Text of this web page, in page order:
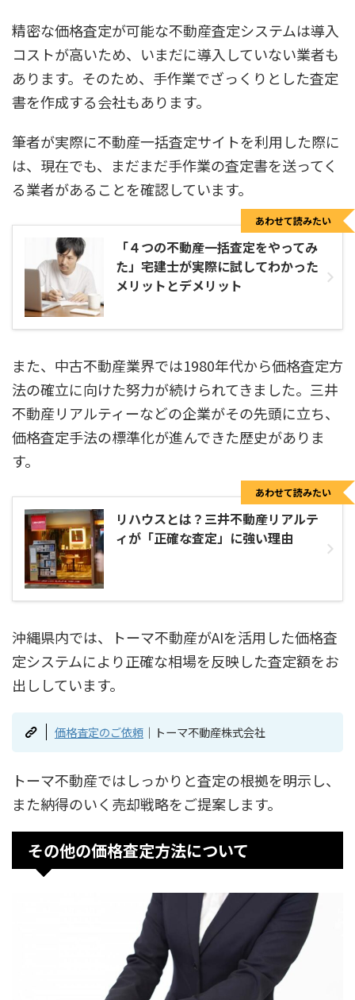
精密な価格査定が可能な不動産査定システムは導入
コストが高いため、いまだに導入していない業者も
あります。そのため、手作業でざっくりとした査定
書を作成する会社もあります。
筆者が実際に不動産一括査定サイトを利用した際に
は、現在でも、まだまだ手作業の査定書を送ってく
る業者があることを確認しています。
「４つの不動産一括査定をやってみ
た」宅建士が実際に試してわかった
メリットとデメリット
あわせて読みたい
また、中古不動産業界では1980年代から価格査定方
法の確立に向けた努力が続けられてきました。三井
不動産リアルティーなどの企業がその先頭に立ち、
価格査定手法の標準化が進んできた歴史がありま
す。
リハウスとは？三井不動産リアルテ
ィが「正確な査定」に強い理由
あわせて読みたい
沖縄県内では、トーマ不動産がAIを活用した価格査
定システムにより正確な相場を反映した査定額をお
出ししています。
価格査定のご依頼｜トーマ不動産株式会社
トーマ不動産ではしっかりと査定の根拠を明示し、
また納得のいく売却戦略をご提案します。
その他の価格査定方法について